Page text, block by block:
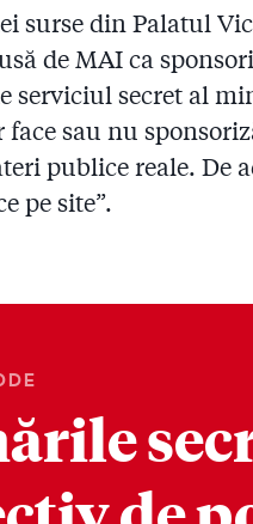
surse din Palatul
de MAI ca
serviciul secret al
face sau nu
publice reale. De
pe site”.